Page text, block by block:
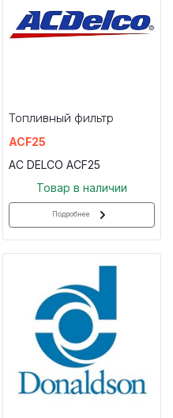
Топливный фильтр
ACF25
AC DELCO ACF25
Товар в наличии
Подробнее